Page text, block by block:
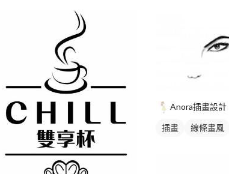
Anora插畫設計
插畫 線條畫風